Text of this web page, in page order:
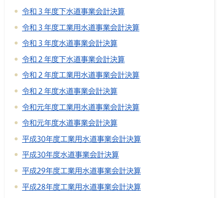
令和３年度下水道事業会計決算
令和３年度工業用水道事業会計決算
令和３年度水道事業会計決算
令和２年度下水道事業会計決算
令和２年度工業用水道事業会計決算
令和２年度水道事業会計決算
令和元年度工業用水道事業会計決算
令和元年度水道事業会計決算
平成30年度工業用水道事業会計決算
平成30年度水道事業会計決算
平成29年度工業用水道事業会計決算
平成28年度工業用水道事業会計決算